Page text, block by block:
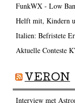
FunkWX - Low
Helft mit, Kindern
Italien: Befristete
Aktuelle Conteste
VERON
Interview met